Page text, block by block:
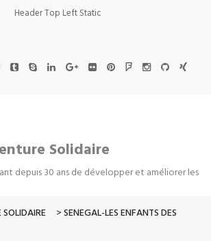
Header Top Left Static
Solidaire
depuis 30 ans de développer et améliorer les
>SENEGAL-LES ENFANTS DES